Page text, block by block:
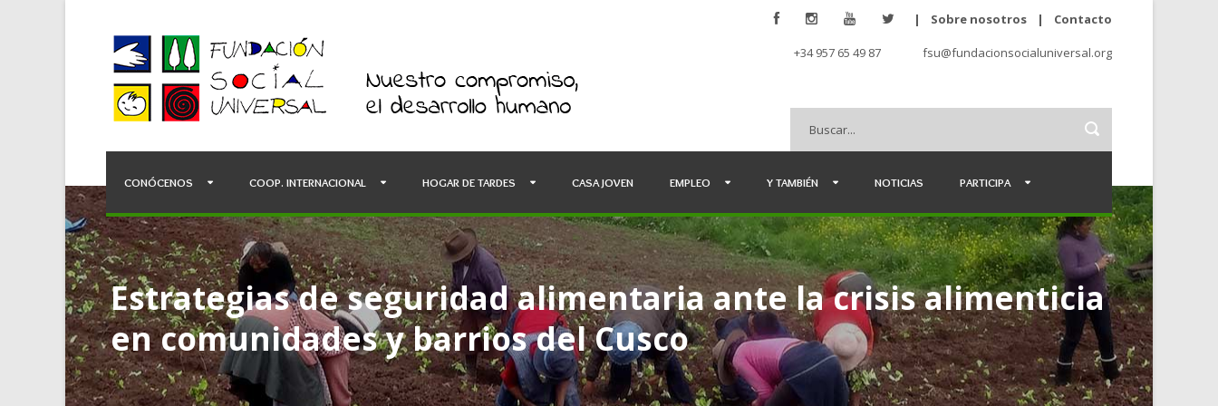
| Sobre nosotros | Contacto
+34 957 65 49 87 fsu@fundacionsocialuniversal.org
CONÓCENOS COOP. INTERNACIONAL HOGAR DE TARDES CASA JOVEN EMPLEO Y TAMBIÉN NOTICIAS PARTICIPA
Estrategias de seguridad alimentaria ante la crisis alimenticia
en comunidades y barrios del Cusco